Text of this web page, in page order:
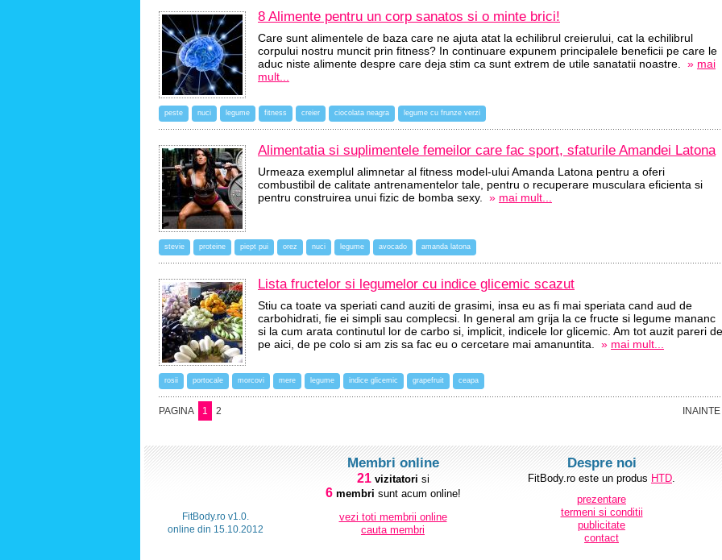
8 Alimente pentru un corp sanatos si o minte brici!
Care sunt alimentele de baza care ne ajuta atat la echilibrul creierului, cat la echilibrul
corpului nostru muncit prin fitness? In continuare expunem principalele beneficii pe care le
aduc niste alimente despre care deja stim ca sunt extrem de utile sanatatii noastre. » mai
mult...
peste nuci legume fitness creier ciocolata neagra legume cu frunze verzi
Alimentatia si suplimentele femeilor care fac sport, sfaturile Amandei Latona
Urmeaza exemplul alimnetar al fitness model-ului Amanda Latona pentru a oferi
combustibil de calitate antrenamentelor tale, pentru o recuperare musculara eficienta si
pentru construirea unui fizic de bomba sexy. » mai mult...
stevie proteine piept pui orez nuci legume avocado amanda latona
Lista fructelor si legumelor cu indice glicemic scazut
Stiu ca toate va speriati cand auziti de grasimi, insa eu as fi mai speriata cand aud de
carbohidrati, fie ei simpli sau complecsi. In general am grija la ce fructe si legume mananc
si la cum arata continutul lor de carbo si, implicit, indicele lor glicemic. Am tot auzit pareri de
pe aici, de pe colo si am zis sa fac eu o cercetare mai amanuntita. » mai mult...
rosii portocale morcovi mere legume indice glicemic grapefruit ceapa
INAINTE
PAGINA 1 2
FitBody.ro v1.0.
online din 15.10.2012
Membri online
21vizitatori si
6membri sunt acum online!
vezi toti membrii online
cauta membri
Despre noi
FitBody.ro este un produs HTD.
prezentare
termeni si conditii
publicitate
contact